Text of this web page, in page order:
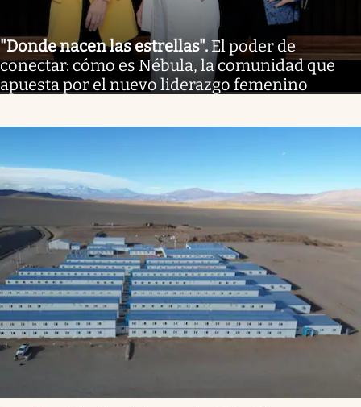
"Donde nacen las estrellas". El poder de
conectar: cómo es Nébula, la comunidad que
apuesta por el nuevo liderazgo femenino